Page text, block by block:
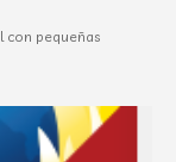
con pequeñas